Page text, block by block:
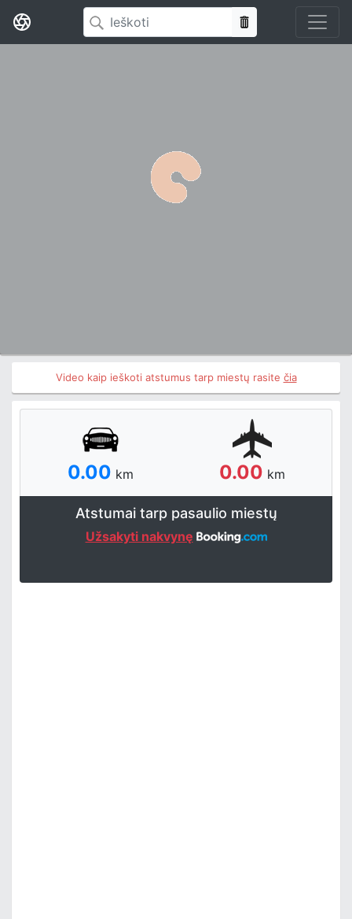
Video kaip ieškoti atstumus tarp miestų rasite čia
0.00 km 0.00 km
Atstumai tarp pasaulio miestų
Užsakyti nakvynę